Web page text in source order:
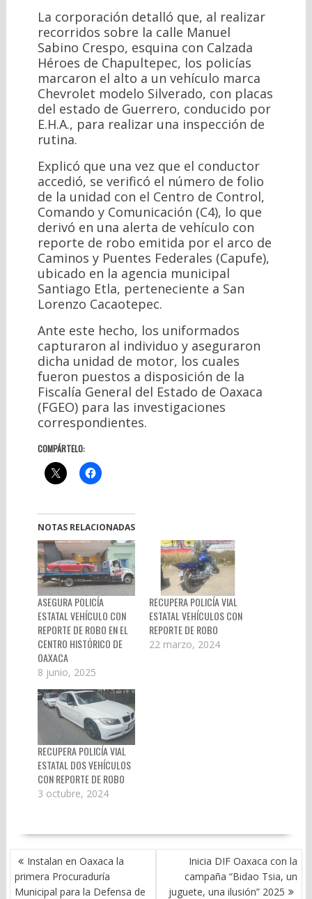
La corporación detalló que, al realizar
recorridos sobre la calle Manuel
Sabino Crespo, esquina con Calzada
Héroes de Chapultepec, los policías
marcaron el alto a un vehículo marca
Chevrolet modelo Silverado, con placas
del estado de Guerrero, conducido por
E.H.A., para realizar una inspección de
rutina.
Explicó que una vez que el conductor
accedió, se verificó el número de folio
de la unidad con el Centro de Control,
Comando y Comunicación (C4), lo que
derivó en una alerta de vehículo con
reporte de robo emitida por el arco de
Caminos y Puentes Federales (Capufe),
ubicado en la agencia municipal
Santiago Etla, perteneciente a San
Lorenzo Cacaotepec.
Ante este hecho, los uniformados
capturaron al individuo y aseguraron
dicha unidad de motor, los cuales
fueron puestos a disposición de la
Fiscalía General del Estado de Oaxaca
(FGEO) para las investigaciones
correspondientes.
COMPÁRTELO:
NOTAS RELACIONADAS
ASEGURA POLICÍA
ESTATAL VEHÍCULO CON
REPORTE DE ROBO EN EL
CENTRO HISTÓRICO DE
OAXACA
8 junio, 2025
RECUPERA POLICÍA VIAL
ESTATAL VEHÍCULOS CON
REPORTE DE ROBO
22 marzo, 2024
RECUPERA POLICÍA VIAL
ESTATAL DOS VEHÍCULOS
CON REPORTE DE ROBO
3 octubre, 2024
NAVEGACIÓN
DE
ENTRADAS
Instalan en Oaxaca la
primera Procuraduría
Municipal para la Defensa de
Inicia DIF Oaxaca con la
campaña “Bidao Tsia, un
juguete, una ilusión” 2025